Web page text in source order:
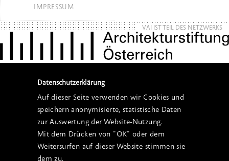
IMPRESSUM
VAI IST TEIL DES NETZWERKS
Datenschutzerklärung
Auf dieser Seite verwenden wir Cookies und
speichern anonymisierte, statistische Daten
zur Auswertung der Website-Nutzung.
Mit dem Drücken von "OK" oder dem
Weitersurfen auf dieser Website stimmen sie
dem zu.